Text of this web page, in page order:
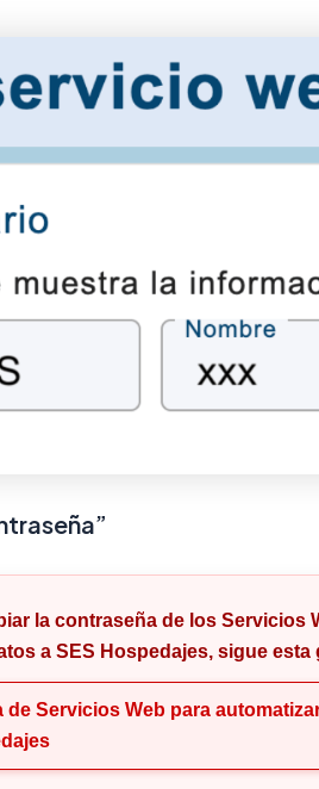
la contraseña de los Servicios
a SES Hospedajes, sigue esta
Servicios Web para